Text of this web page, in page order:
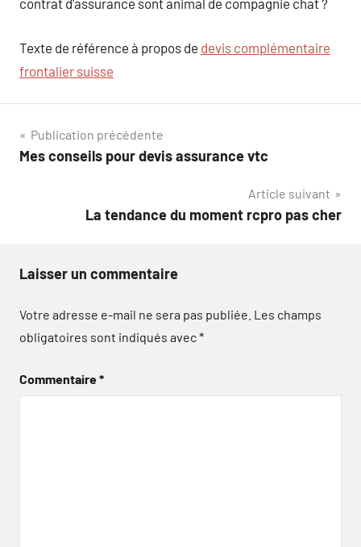
contrat d’assurance sont animal de compagnie chat ?
Texte de référence à propos de devis complémentaire
frontalier suisse
Navigation
de
Publication précédente
Mes conseils pour devis assurance vtc
Article suivant
La tendance du moment rcpro pas cher
Laisser un commentaire
Votre adresse e-mail ne sera pas publiée. Les champs
obligatoires sont indiqués avec*
Commentaire*